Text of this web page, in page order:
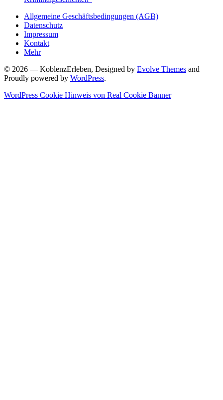
Allgemeine Geschäftsbedingungen (AGB)
Datenschutz
Impressum
Kontakt
Mehr
© 2026 — KoblenzErleben, Designed by Evolve Themes and
Proudly powered by WordPress.
WordPress Cookie Hinweis von Real Cookie Banner